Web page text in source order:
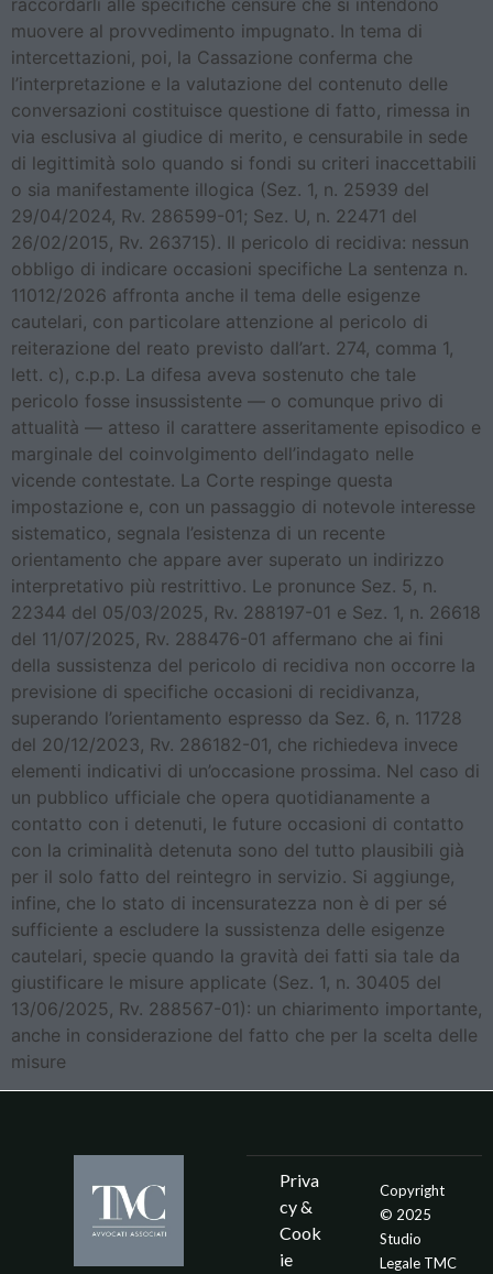
muovere al provvedimento impugnato. In tema di
intercettazioni, poi, la Cassazione conferma che
l’interpretazione e la valutazione del contenuto delle
conversazioni costituisce questione di fatto, rimessa in
via esclusiva al giudice di merito, e censurabile in sede
di legittimità solo quando si fondi su criteri inaccettabili
o sia manifestamente illogica (Sez. 1, n. 25939 del
29/04/2024, Rv. 286599-01; Sez. U, n. 22471 del
26/02/2015, Rv. 263715). Il pericolo di recidiva: nessun
obbligo di indicare occasioni specifiche La sentenza n.
11012/2026 affronta anche il tema delle esigenze
cautelari, con particolare attenzione al pericolo di
reiterazione del reato previsto dall’art. 274, comma 1,
lett. c), c.p.p. La difesa aveva sostenuto che tale
pericolo fosse insussistente — o comunque privo di
attualità — atteso il carattere asseritamente episodico e
marginale del coinvolgimento dell’indagato nelle
vicende contestate. La Corte respinge questa
impostazione e, con un passaggio di notevole interesse
sistematico, segnala l’esistenza di un recente
orientamento che appare aver superato un indirizzo
interpretativo più restrittivo. Le pronunce Sez. 5, n.
22344 del 05/03/2025, Rv. 288197-01 e Sez. 1, n. 26618
del 11/07/2025, Rv. 288476-01 affermano che ai fini
della sussistenza del pericolo di recidiva non occorre la
previsione di specifiche occasioni di recidivanza,
superando l’orientamento espresso da Sez. 6, n. 11728
del 20/12/2023, Rv. 286182-01, che richiedeva invece
elementi indicativi di un’occasione prossima. Nel caso di
un pubblico ufficiale che opera quotidianamente a
contatto con i detenuti, le future occasioni di contatto
con la criminalità detenuta sono del tutto plausibili già
per il solo fatto del reintegro in servizio. Si aggiunge,
infine, che lo stato di incensuratezza non è di per sé
sufficiente a escludere la sussistenza delle esigenze
cautelari, specie quando la gravità dei fatti sia tale da
giustificare le misure applicate (Sez. 1, n. 30405 del
13/06/2025, Rv. 288567-01): un chiarimento importante,
anche in considerazione del fatto che per la scelta delle
misure
Priva
cy &
Cook
ie
Copyright
© 2025
Studio
Legale TMC